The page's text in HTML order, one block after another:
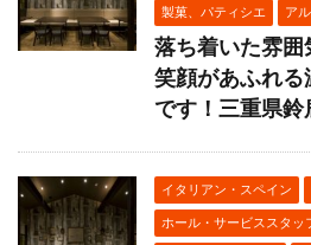
製菓、パティシエ ア
落ち着いた雰囲
笑顔があふれ
です！三重県鈴
イタリアン・スペイン
ホール・サービススタッ